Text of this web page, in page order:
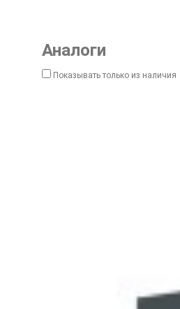
Аналоги
Показывать только из наличия